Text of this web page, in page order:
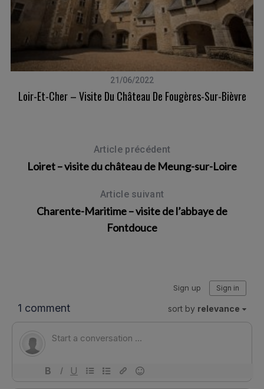
21/06/2022
Loir-Et-Cher – Visite Du Château De Fougères-Sur-Bièvre
Article précédent
Loiret – visite du château de Meung-sur-Loire
Article suivant
Charente-Maritime – visite de l’abbaye de
Fontdouce